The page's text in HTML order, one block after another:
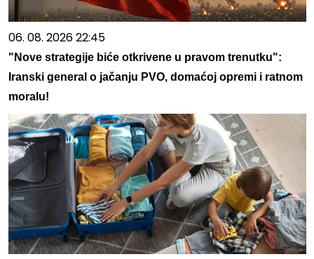
06. 08. 2026 22:45
"Nove strategije biće otkrivene u pravom trenutku":
Iranski general o jačanju PVO, domaćoj opremi i ratnom
moralu!